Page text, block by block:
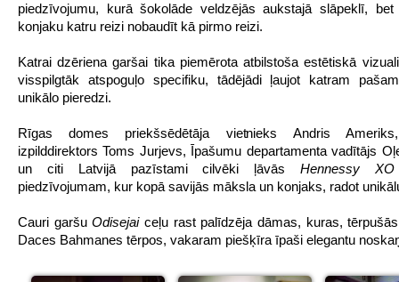
piedzīvojumu, kurā šokolāde veldzējās aukstajā slāpeklī,
konjaku katru reizi nobaudīt kā pirmo reizi.
Katrai dzēriena garšai tika piemērota atbilstoša estētiskā
visspilgtāk atspoguļo specifiku, tādējādi ļaujot katram
unikālo pieredzi.
Rīgas domes priekšsēdētāja vietnieks Andris
izpilddirektors Toms Jurjevs, Īpašumu departamenta vadītājs
un citi Latvijā pazīstami cilvēki ļāvāsHennessy XO
piedzīvojumam, kur kopā savijās māksla un konjaks, radot
Cauri garšuOdisejaiceļu rast palīdzēja dāmas, kuras,
Daces Bahmanes tērpos, vakaram piešķīra īpaši elegantu